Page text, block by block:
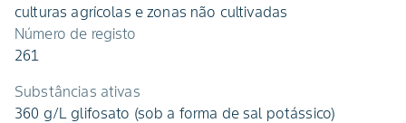
culturas agrícolas e zonas não cultivadas
Número de registo
261
Substâncias ativas
360 g/L glifosato (sob a forma de sal potássico)